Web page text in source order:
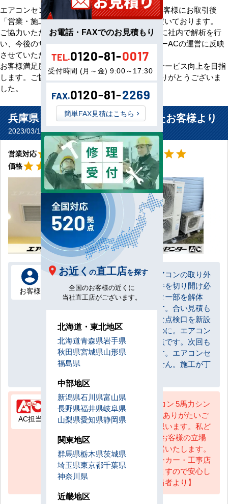
エアコンセンターACをご利用いただきましたお客様にお取引後
「営業・施工・価格」の3方面から評価をいただいております。
ご協力いただいたアンケート評価・ご意見を元に社内で解析を行
い、今後のサービス向上のためエアコンセンターACの運営に反映
させていただきます。
お客様満足度100％の評価をいただけるよう、サービス向上を目指
します。ご協力いただきましたお客様、誠にありがとうございま
した。
兵庫県 丹波市 事務所に設置されたお客様より
2023/03/17(Fri) No.10041
営業対応 星4
starstarstarstar star_border工事対応 星5
starstarstar starstar
価格 星5
starstarstarstarstar
お客様
全館空調、室内機天井裏、エアコンの取り外
し、設置にボードではない天井を切り開け必
死であったものを吸入フィルター部を解体
し、設置してくれた。感動です。合い見積も
りをした他業者は大きな大きな点検口を新設
する方法しか提示が無かったのに。エアコン
センターの施工業者はお客視点です。次回も
是非、指名させていただきます。エアコンセ
ンターは安いだけではありません。施工が丁
AC担当
天井埋込ダクト形 業務用エアコン 5馬力シン
グル 1式を設置いたしました。ありがたいご
感想をいただき大変うれしく思います。私ど
もエアコンセンターACでは、お客様の立場
に立ったベストプランをご提案いたします。
アフターサービスも弊社・メーカー・工事店
の三者が責任持って対応致しますので安心し
てご利用ください。【営業担当者より】
お電話・FAXでのお見積もり
TEL.0120-81-0017
受付時間 (月～金) 9:00～17:30
FAX.0120-81-2269
簡単FAX見積はこちら
お近く の直工店を探す
全国のお客様の近くに
当社直工店がございます。
北海道・東北地区
北海道青森県岩手県
秋田県宮城県山形県
福島県
中部地区
新潟県石川県富山県
長野県福井県岐阜県
山梨県愛知県静岡県
関東地区
群馬県栃木県茨城県
埼玉県東京都千葉県
神奈川県
近畿地区